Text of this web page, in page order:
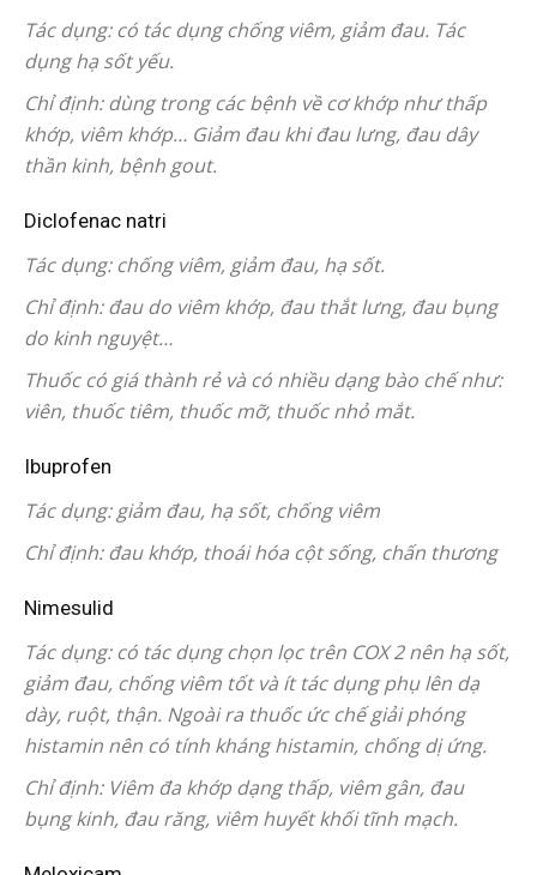
Tác dụng: có tác dụng chống viêm, giảm đau. Tác
dụng hạ sốt yếu.
Chỉ định: dùng trong các bệnh về cơ khớp như thấp
khớp, viêm khớp… Giảm đau khi đau lưng, đau dây
thần kinh, bệnh gout.
Diclofenac natri
Tác dụng: chống viêm, giảm đau, hạ sốt.
Chỉ định: đau do viêm khớp, đau thắt lưng, đau bụng
do kinh nguyệt…
Thuốc có giá thành rẻ và có nhiều dạng bào chế như:
viên, thuốc tiêm, thuốc mỡ, thuốc nhỏ mắt.
Ibuprofen
Tác dụng: giảm đau, hạ sốt, chống viêm
Chỉ định: đau khớp, thoái hóa cột sống, chấn thương
Nimesulid
Tác dụng: có tác dụng chọn lọc trên COX 2 nên hạ sốt,
giảm đau, chống viêm tốt và ít tác dụng phụ lên dạ
dày, ruột, thận. Ngoài ra thuốc ức chế giải phóng
histamin nên có tính kháng histamin, chống dị ứng.
Chỉ định: Viêm đa khớp dạng thấp, viêm gân, đau
bụng kinh, đau răng, viêm huyết khối tĩnh mạch.